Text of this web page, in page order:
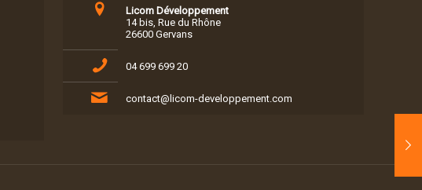
Licom Développement
14 bis, Rue du Rhône
26600 Gervans
04 699 699 20
contact@licom-developpement.com